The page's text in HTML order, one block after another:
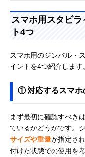
スマホ用スタビ
ト4つ
スマホ用のジンバル・
イントを4つ紹介します。
① 対応するスマホ
まず最初に確認すべき
ているかどうかです。
サイズや重量が指定さ
付けた状態での使用を